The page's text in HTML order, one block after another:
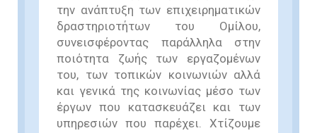
την ανάπτυξη των επιχειρηματικών
δραστηριοτήτων του Ομίλου,
συνεισφέροντας παράλληλα στην
ποιότητα ζωής των εργαζομένων
του, των τοπικών κοινωνιών αλλά
και γενικά της κοινωνίας μέσο των
έργων που κατασκευάζει και των
υπηρεσιών που παρέχει. Χτίζουμε